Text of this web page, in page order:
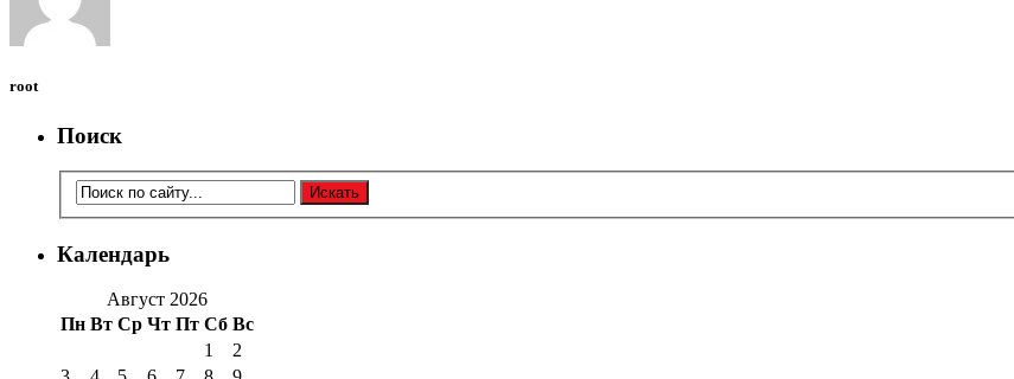
root
Поиск
Календарь
Август 2026
Пн Вт Ср Чт Пт Сб Вс
1
2